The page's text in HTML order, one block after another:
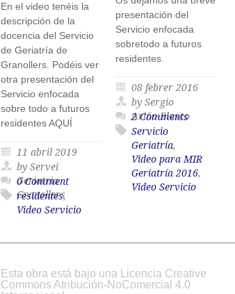
En el video tenéis la
descripción de la
docencia del Servicio
de Geriatría de
Granollers. Podéis ver
otra presentación del
Servicio enfocada
sobre todo a futuros
residentes AQUÍ
11 abril 2019
by Servei
Geriatria
Granollers
0 Comment
residentes,
Video Servicio
presentación del
Servicio enfocada
sobretodo a futuros
residentes.
08 febrer 2016
by Sergio
Ariño-Blasco
2 Comments
Servicio
Geriatría,
Video para MIR
Geriatría 2016,
Video Servicio
Esta obra está bajo una Licencia Creative
Commons Atribución-NoComercial 4.0